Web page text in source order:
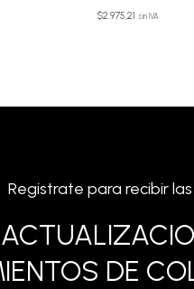
$2.975,21 sin IVA
Registrate para recibir las
DE